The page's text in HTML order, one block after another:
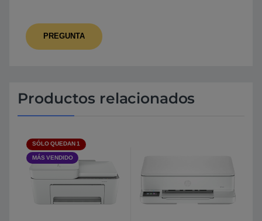
Productos relacionados
SÓLO QUEDAN 1
MÁS VENDIDO